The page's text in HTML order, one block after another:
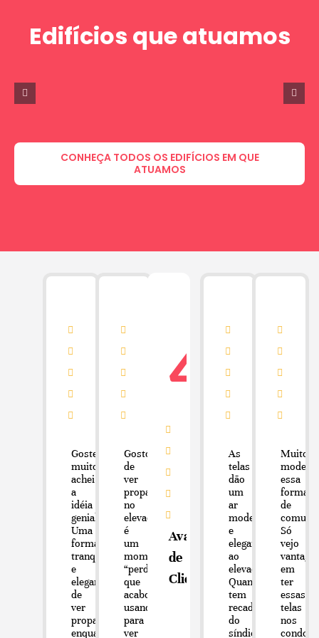
Edifícios que atuamos
CONHEÇA TODOS OS EDIFÍCIOS EM QUE
ATUAMOS
Gostei
muito,
achei
a
idéia
genial!!
Uma
forma
tranquila
e
elegante
de
ver
propagandas
enquanto
Gosto
de
ver
propagandas
no
elevador,
é
um
momento
“perdido”
que
acabo
usando
para
ver
4.8
Avaliações
de
Clientes
As
telas
dão
um
ar
moderno
e
elegante
ao
elevador.
Quando
tem
recado
do
síndico,
Muito
essa
forma
de
Só
vejo
em
ter
essas
telas
nos